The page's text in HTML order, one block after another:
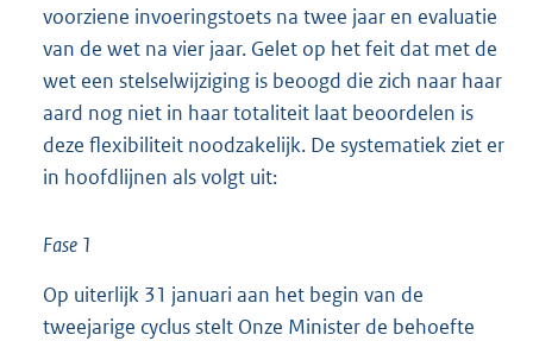
voorziene invoeringstoets na twee jaar en evaluatie
van de wet na vier jaar. Gelet op het feit dat met de
wet een stelselwijziging is beoogd die zich naar haar
aard nog niet in haar totaliteit laat beoordelen is
deze flexibiliteit noodzakelijk. De systematiek ziet er
in hoofdlijnen als volgt uit:
Fase 1
Op uiterlijk 31 januari aan het begin van de
tweejarige cyclus stelt Onze Minister de behoefte